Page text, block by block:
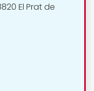
El Prat de